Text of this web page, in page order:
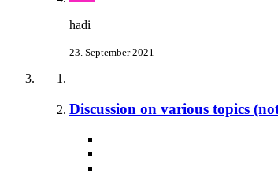
hadi
23. September 2021
Discussion on various topics